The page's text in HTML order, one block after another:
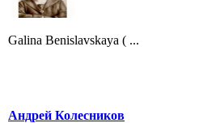
Galina Benislavskaya ( ...
Андрей Колесников